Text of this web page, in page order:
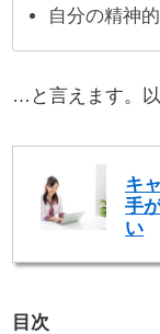
自分の精神
…と言えます。以
キ
手
い
目次